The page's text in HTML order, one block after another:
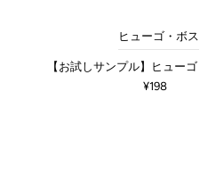
ヒューゴ・ボス
【お試しサンプル】ヒュー
¥198